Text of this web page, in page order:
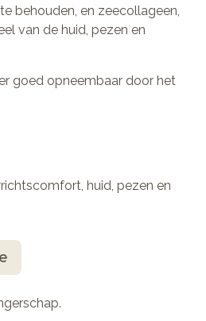
behouden, en zeecollageen,
van de huid, pezen en
goed opneembaar door het
huid, pezen en